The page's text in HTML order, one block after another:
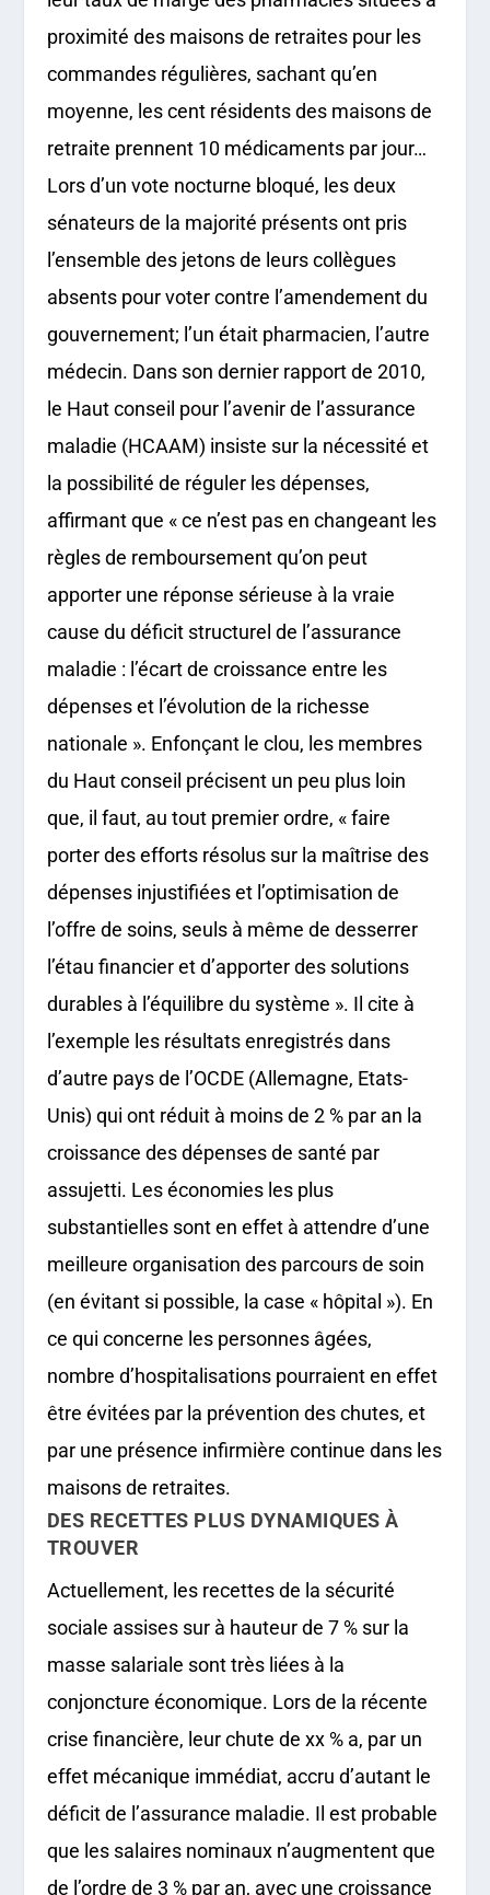
proximité des maisons de retraites pour les
commandes régulières, sachant qu’en
moyenne, les cent résidents des maisons de
retraite prennent 10 médicaments par jour…
Lors d’un vote nocturne bloqué, les deux
sénateurs de la majorité présents ont pris
l’ensemble des jetons de leurs collègues
absents pour voter contre l’amendement du
gouvernement; l’un était pharmacien, l’autre
médecin. Dans son dernier rapport de 2010,
le Haut conseil pour l’avenir de l’assurance
maladie (HCAAM) insiste sur la nécessité et
la possibilité de réguler les dépenses,
affirmant que « ce n’est pas en changeant les
règles de remboursement qu’on peut
apporter une réponse sérieuse à la vraie
cause du déficit structurel de l’assurance
maladie : l’écart de croissance entre les
dépenses et l’évolution de la richesse
nationale ». Enfonçant le clou, les membres
du Haut conseil précisent un peu plus loin
que, il faut, au tout premier ordre, « faire
porter des efforts résolus sur la maîtrise des
dépenses injustifiées et l’optimisation de
l’offre de soins, seuls à même de desserrer
l’étau financier et d’apporter des solutions
durables à l’équilibre du système ». Il cite à
l’exemple les résultats enregistrés dans
d’autre pays de l’OCDE (Allemagne, Etats-
Unis) qui ont réduit à moins de 2 % par an la
croissance des dépenses de santé par
assujetti. Les économies les plus
substantielles sont en effet à attendre d’une
meilleure organisation des parcours de soin
(en évitant si possible, la case « hôpital »). En
ce qui concerne les personnes âgées,
nombre d’hospitalisations pourraient en effet
être évitées par la prévention des chutes, et
par une présence infirmière continue dans les
maisons de retraites.
DES RECETTES PLUS DYNAMIQUES À
TROUVER
Actuellement, les recettes de la sécurité
sociale assises sur à hauteur de 7 % sur la
masse salariale sont très liées à la
conjoncture économique. Lors de la récente
crise financière, leur chute de xx % a, par un
effet mécanique immédiat, accru d’autant le
déficit de l’assurance maladie. Il est probable
que les salaires nominaux n’augmentent que
de l’ordre de 3 % par an, avec une croissance